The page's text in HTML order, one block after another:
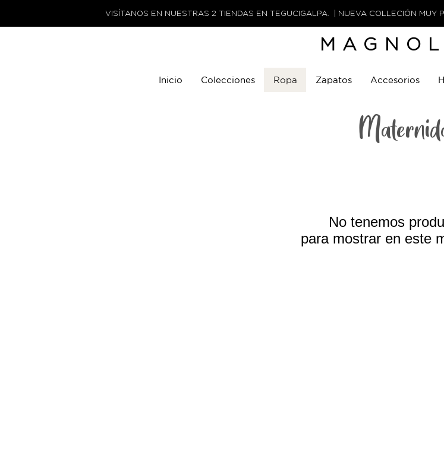
VISÍTANOS EN NUESTRAS 2 TIENDAS EN TEGUCIGALPA. | NUEVA COLLECIÓN MUY
Inicio Colecciones Ropa Zapatos Accesorios
No tenemos
para mostrar en este